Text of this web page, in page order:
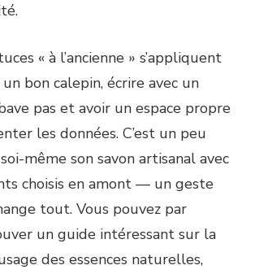
« à l’ancienne » s’appliquent
un bon calepin, écrire avec un
pas et avoir un espace propre
les données. C’est un peu
même son savon artisanal avec
choisis en amont — un geste
tout. Vous pouvez par
un guide intéressant sur la
des essences naturelles,